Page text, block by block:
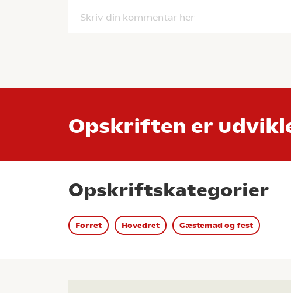
Skriv din kommentar her
Opskriften er
Opskriftskategorier
Forret Hovedret Gæstemad og fest